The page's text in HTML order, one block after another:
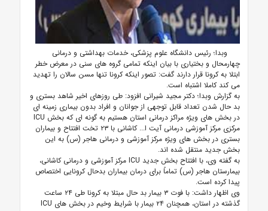
وبدا؛ رئیس دانشگاه علوم پزشکی، خدمات بهداشتی و درمانی
چهارمحال و بختیاری با بیان اینکه تمامی گروه های سنی در معرض خطر
ابتلا به کرونا قرار دارند گفت: تصور اینکه کرونا تنها مسن سالان را تهدید
می کند کاملا اشتباه است.
به گزارش وبدا؛ دکتر مجید شیرانی افزود: طی روزهای اخیر شاهد بستری و
بد حال شدن تعداد قابل توجهی از جوانان و افراد بدون بیماری زمینه ای
در بخش های ویژه مراکز درمانی استان هستیم به گونه ای که بخش ICU
مرکزی مرکز آموزشی درمانی آیت ا... کاشانی با ۲۳ تخت افتتاح و بیماران
بستری در بخش های ویژه مرکز آموزشی و درمانی هاجر (س) به این
بخش جدید منتقل شده اند.
به گفته وی، با افتتاح بخش جدید ICU مرکز آموزشی و درمانی کاشانی،
بیمارستان هاجر (س) تماماً برای درمان بیماران بدحال کرونایی اختصاص
پیدا کرده است.
وی اظهار داشت: با فوت ۳ بیمار بد حال مبتلا به کرونا طی ۲۴ ساعت
گذشته در استان، همچنان ۲۴ بیمار با شرایط وخیم در بخش های ICU